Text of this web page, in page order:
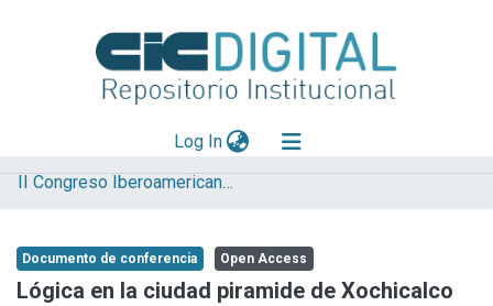
Log In(current)
Explorar
Aportar material
II Congreso Iberoamericano y X Jornada de Técnicas de Reparación y Conservación del Patrimonio
Documento de conferencia Open Access
Lógica en la ciudad piramide de Xochicalco